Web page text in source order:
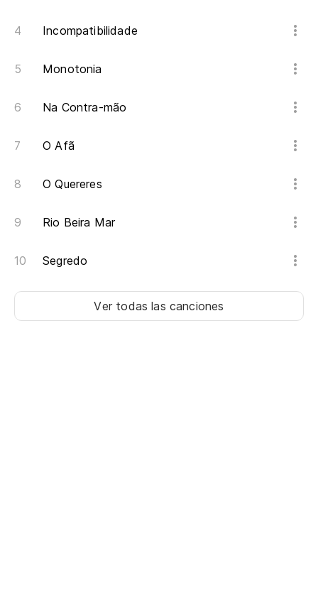
Incompatibilidade
Monotonia
Na Contra-mão
O Afã
O Quereres
Rio Beira Mar
Segredo
Ver todas las canciones